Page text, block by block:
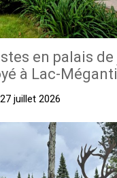
en palais
à Lac-
juillet 2026